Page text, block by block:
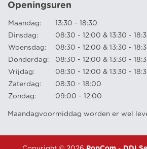
Openingsuren
Maandag:
13:30 - 18:30
Dinsdag:
08:30 - 12:00 & 13:30 -
Woensdag:
08:30 - 12:00 & 13:30 -
Donderdag:
08:30 - 12:00 & 13:30 -
Vrijdag:
08:30 - 12:00 & 13:30 -
Zaterdag:
08:30 - 18:00
Zondag:
09:00 - 12:00
Maandagvoormiddag worden er wel